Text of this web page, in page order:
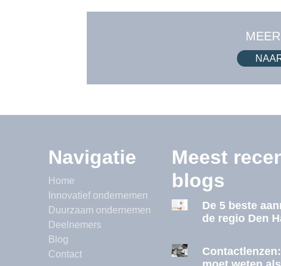
Navigatie
Home
Innovatief ondernemen
Duurzaam ondernemen
Deelnemers
Blog
Contact
Meest
blogs
De 5 beste
de regio Den